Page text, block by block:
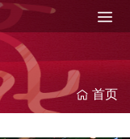
首页